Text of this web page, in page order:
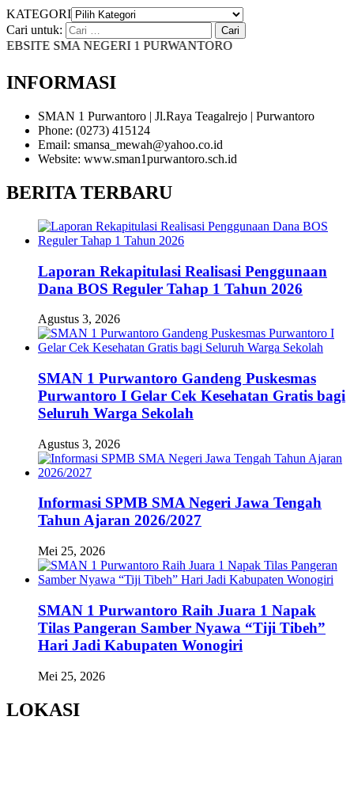
KATEGORI
Cari untuk:
SMA NEGERI 1 PURWANTORO
INFORMASI
SMAN 1 Purwantoro | Jl.Raya Teagalrejo | Purwantoro
Phone: (0273) 415124
Email: smansa_mewah@yahoo.co.id
Website: www.sman1purwantoro.sch.id
BERITA TERBARU
Laporan Rekapitulasi Realisasi Penggunaan
Dana BOS Reguler Tahap 1 Tahun 2026
Agustus 3, 2026
SMAN 1 Purwantoro Gandeng Puskesmas
Purwantoro I Gelar Cek Kesehatan Gratis bagi
Seluruh Warga Sekolah
Agustus 3, 2026
Informasi SPMB SMA Negeri Jawa Tengah
Tahun Ajaran 2026/2027
Mei 25, 2026
SMAN 1 Purwantoro Raih Juara 1 Napak
Tilas Pangeran Samber Nyawa “Tiji Tibeh”
Hari Jadi Kabupaten Wonogiri
Mei 25, 2026
LOKASI